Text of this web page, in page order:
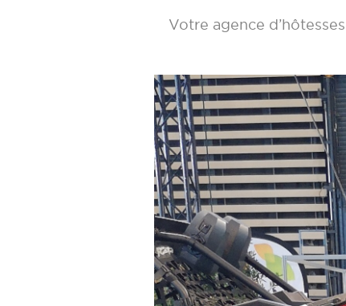
Votre agence d’hôtesses